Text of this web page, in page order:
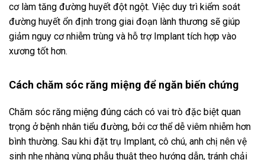
cơ làm tăng đường huyết đột ngột. Việc duy trì kiểm soát
đường huyết ổn định trong giai đoạn lành thương sẽ giúp
giảm nguy cơ nhiễm trùng và hỗ trợ Implant tích hợp vào
xương tốt hơn.
Cách chăm sóc răng miệng để ngăn biến chứng
Chăm sóc răng miệng đúng cách có vai trò đặc biệt quan
trọng ở bệnh nhân tiểu đường, bởi cơ thể dễ viêm nhiễm hơn
bình thường. Sau khi đặt trụ Implant, cô chú, anh chị nên vệ
sinh nhẹ nhàng vùng phẫu thuật theo hướng dẫn, tránh chải